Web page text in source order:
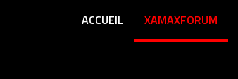
ACCUEIL XAMAXFORUM